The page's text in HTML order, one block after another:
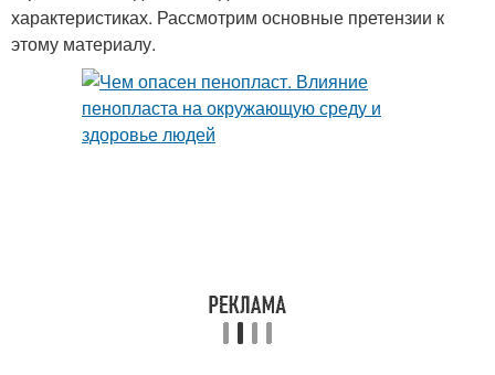
характеристиках. Рассмотрим основные претензии к
этому материалу.